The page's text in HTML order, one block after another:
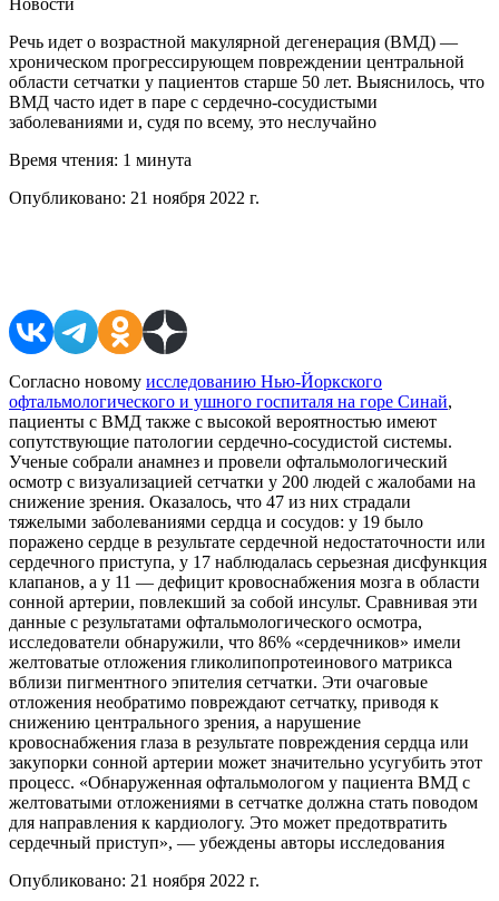
Речь идет о возрастной макулярной дегенерация (ВМД) —
хроническом прогрессирующем повреждении центральной
области сетчатки у пациентов старше 50 лет. Выяснилось, что
ВМД часто идет в паре с сердечно-сосудистыми
заболеваниями и, судя по всему, это неслучайно
Время чтения: 1 минута
Опубликовано: 21 ноября 2022 г.
Согласно новому исследованию Нью-Йоркского
офтальмологического и ушного госпиталя на горе Синай,
пациенты с ВМД также с высокой вероятностью имеют
сопутствующие патологии сердечно-сосудистой системы.
Ученые собрали анамнез и провели офтальмологический
осмотр с визуализацией сетчатки у 200 людей с жалобами на
снижение зрения. Оказалось, что 47 из них страдали
тяжелыми заболеваниями сердца и сосудов: у 19 было
поражено сердце в результате сердечной недостаточности или
сердечного приступа, у 17 наблюдалась серьезная дисфункция
клапанов, а у 11 — дефицит кровоснабжения мозга в области
сонной артерии, повлекший за собой инсульт. Сравнивая эти
данные с результатами офтальмологического осмотра,
исследователи обнаружили, что 86% «сердечников» имели
желтоватые отложения гликолипопротеинового матрикса
вблизи пигментного эпителия сетчатки. Эти очаговые
отложения необратимо повреждают сетчатку, приводя к
снижению центрального зрения, а нарушение
кровоснабжения глаза в результате повреждения сердца или
закупорки сонной артерии может значительно усугубить этот
процесс. «Обнаруженная офтальмологом у пациента ВМД с
желтоватыми отложениями в сетчатке должна стать поводом
для направления к кардиологу. Это может предотвратить
сердечный приступ», — убеждены авторы исследования
Опубликовано: 21 ноября 2022 г.